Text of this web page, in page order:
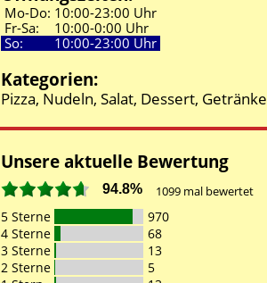
Mo-Do: 10:00-23:00 Uhr
Fr-Sa:
10:00-0:00 Uhr
So:
10:00-23:00 Uhr
Kategorien:
Pizza, Nudeln, Salat, Dessert, Getränke
Unsere aktuelle Bewertung
94.8% 1099 mal bewertet
5 Sterne
970
4 Sterne
68
3 Sterne
13
2 Sterne
5